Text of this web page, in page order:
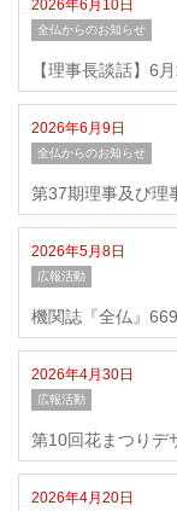
2026年6月10日
全仏からのお知らせ
【理事長談話】6
2026年6月9日
全仏からのお知らせ
第37期理事及び理
2026年5月8日
広報活動
機関誌『全仏』
2026年4月30日
広報活動
第10回花まつりデ
2026年4月20日